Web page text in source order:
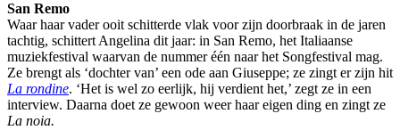
San Remo
Waar haar vader ooit schitterde vlak voor zijn doorbraak in de jaren
tachtig, schittert Angelina dit jaar: in San Remo, het Italiaanse
muziekfestival waarvan de nummer één naar het Songfestival mag.
Ze brengt als ‘dochter van’ een ode aan Giuseppe; ze zingt er zijn hit
La rondine. ‘Het is wel zo eerlijk, hij verdient het,’ zegt ze in een
interview. Daarna doet ze gewoon weer haar eigen ding en zingt ze
La noia.